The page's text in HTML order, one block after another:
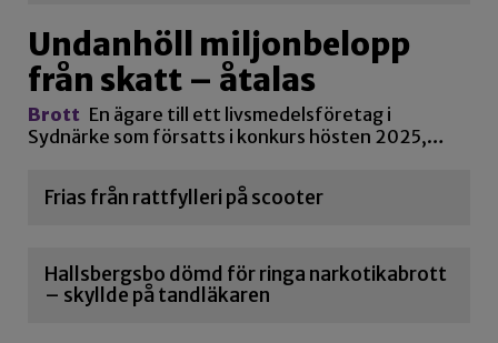
Undanhöll miljonbelopp
från skatt – åtalas
Brott En ägare till ett livsmedelsföretag i
Sydnärke som försatts i konkurs hösten 2025,…
Frias från rattfylleri på scooter
Hallsbergsbo dömd för ringa narkotikabrott
– skyllde på tandläkaren